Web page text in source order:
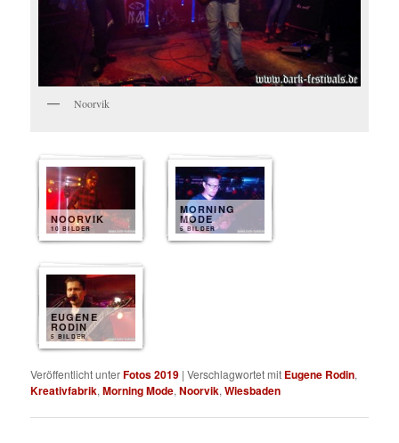
Noorvik
NOORVIK
10 BILDER
MORNING
MODE
5 BILDER
EUGENE
RODIN
5 BILDER
Veröffentlicht unterFotos 2019 |Verschlagwortet mit Eugene Rodin,
Kreativfabrik,Morning Mode,Noorvik,Wiesbaden